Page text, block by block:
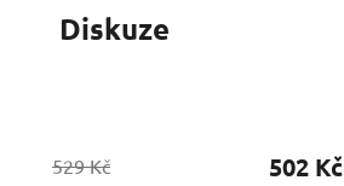
Diskuze
529 Kč 502 Kč